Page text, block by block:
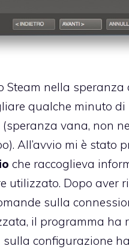
Steam nella speranza
qualche minuto di
vana, non
All’avvio mi è stato
che raccoglieva
utilizzato. Dopo aver
sulla
il programma ha
configurazione